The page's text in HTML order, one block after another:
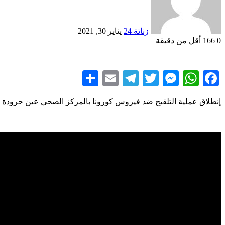
زناتة 24
يناير 30, 2021
0
أقل من دقيقة
Facebook
WhatsApp
Messenger
Twitter
Telegram
Email
إنطلاق عملية التلقيح ضد فيروس كورونا بالمركز الصحي عين حرودة